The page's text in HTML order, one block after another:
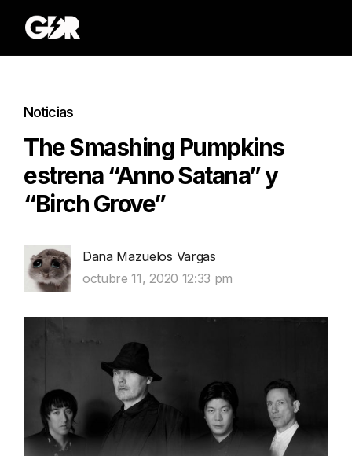
Noticias
The Smashing Pumpkins
estrena “Anno Satana” y
“Birch Grove”
Dana Mazuelos Vargas
octubre 11, 2020 12:33 pm